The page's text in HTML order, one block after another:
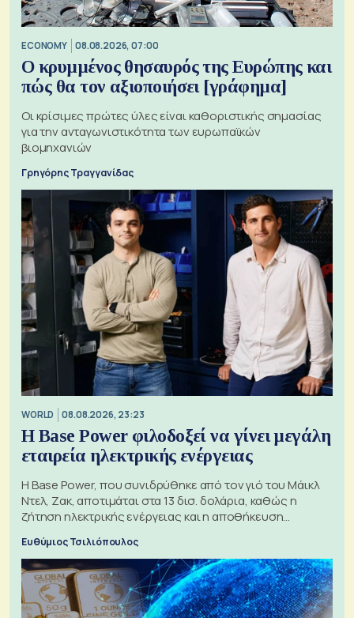
ECONOMY 08.08.2026, 07:00
Ο κρυμμένος θησαυρός της Ευρώπης και
πώς θα τον αξιοποιήσει [γράφημα]
Οι κρίσιμες πρώτες ύλες είναι καθοριστικής σημασίας
για την ανταγωνιστικότητα των ευρωπαϊκών
βιομηχανιών
Γρηγόρης Τραγγανίδας
WORLD 08.08.2026, 23:23
Η Base Power φιλοδοξεί να γίνει μεγάλη
εταιρεία ηλεκτρικής ενέργειας
Η Base Power, που συνιδρύθηκε από τον γιό του Μάικλ
Ντελ, Ζακ, αποτιμάται στα 13 δισ. δολάρια, καθώς η
ζήτηση ηλεκτρικής ενέργειας και η αποθήκευση
Ευθύμιος Τσιλιόπουλος